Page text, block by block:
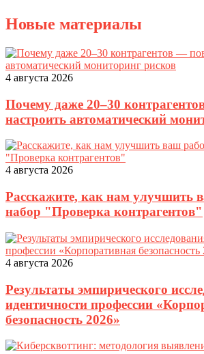
Новые материалы
4 августа 2026
Почему даже 20–30
настроить автоматический
4 августа 2026
Расскажите, как нам улучшить
набор "Проверка контрагентов"
4 августа 2026
Результаты эмпирического
идентичности профессии
безопасность 2026»